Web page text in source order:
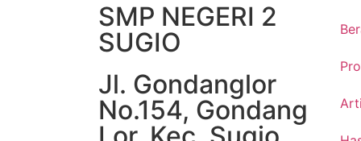
SMP NEGERI 2
SUGIO
Jl. Gondanglor
No.154, Gondang